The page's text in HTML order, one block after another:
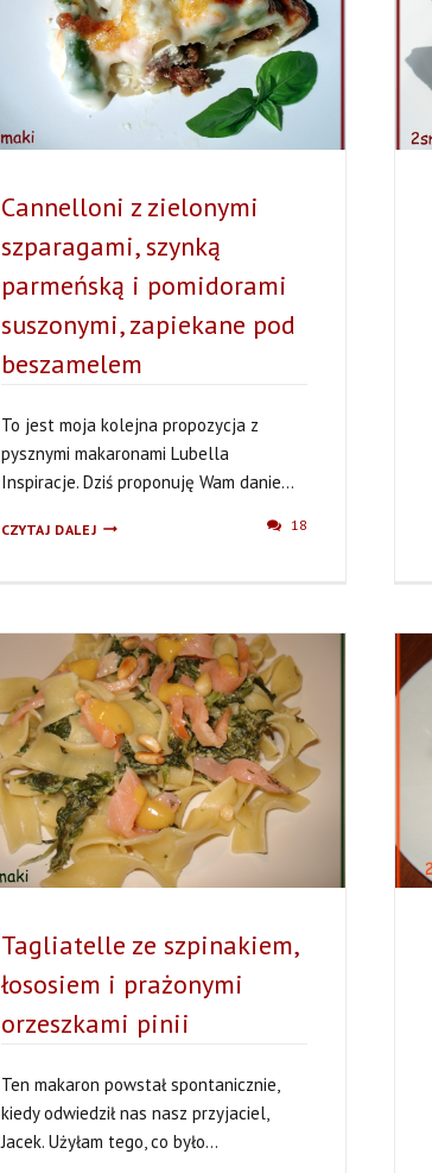
18
Cannelloni z zielonymi
szparagami, szynką
parmeńską i pomidorami
suszonymi, zapiekane pod
beszamelem
To jest moja kolejna propozycja z
pysznymi makaronami Lubella
Inspiracje. Dziś proponuję Wam danie...
CZYTAJ DALEJCANNELLONI
PARMEŃSKĄ
I
POMIDORAMI
SUSZONYMI,
ZAPIEKANE
POD
BESZAMELEM
Tagliatelle ze szpinakiem,
łososiem i prażonymi
orzeszkami pinii
Ten makaron powstał spontanicznie,
kiedy odwiedził nas nasz przyjaciel,
Jacek. Użyłam tego, co było...